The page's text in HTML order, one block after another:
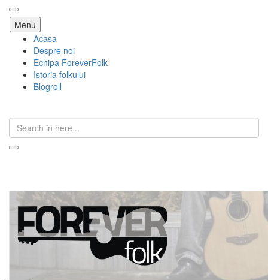
Menu Skip
to
content
Acasa
Despre noi
Echipa ForeverFolk
Istoria folkului
Blogroll
Search
for: